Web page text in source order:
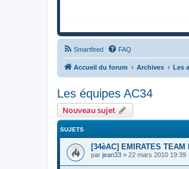
Smartfeed FAQ
Accueil du forum Archives Les
Les équipes AC34
Nouveau sujet
SUJETS
[34èAC] EMIRATES TEAM
par jean33 » 22 mars 2010 19:39